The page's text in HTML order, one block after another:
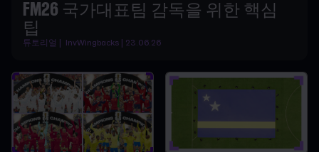
FM26 국가대표팀 감독을 위한 핵심
팁
튜토리얼 | InvWingbacks | 23.06.26